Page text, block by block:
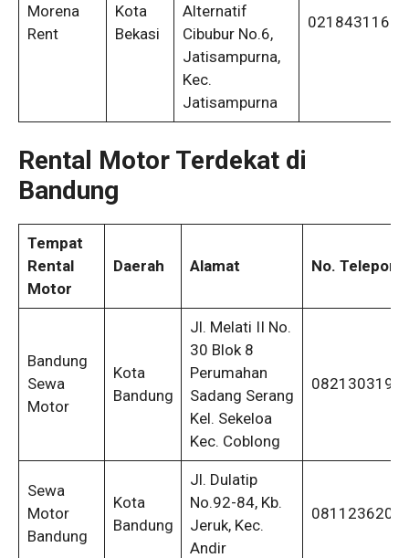
Morena
Rent
Kota
Bekasi
Alternatif
Cibubur No.6,
Jatisampurna,
Kec.
Jatisampurna
02184311622
Rental Motor Terdekat di
Bandung
Tempat
Rental
Motor
Daerah Alamat No. Telepon
Bandung
Sewa
Motor
Kota
Bandung
Jl. Melati II No.
30 Blok 8
Perumahan
Sadang Serang
Kel. Sekeloa
Kec. Coblong
Sewa
Motor
Bandung
Kota
Bandung
Jl. Dulatip
No.92-84, Kb.
Jeruk, Kec.
Andir
0811236200